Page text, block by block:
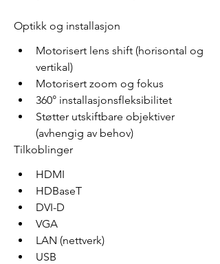
Optikk og installasjon
Motorisert lens shift (horisontal og
vertikal)
Motorisert zoom og fokus
360° installasjonsfleksibilitet
Støtter utskiftbare objektiver
(avhengig av behov)
Tilkoblinger
HDMI
HDBaseT
DVI-D
VGA
LAN (nettverk)
USB